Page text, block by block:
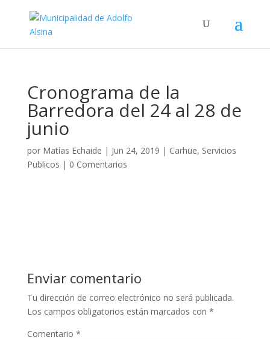
Cronograma de la
Barredora del 24 al 28 de
junio
por Matías Echaide | Jun 24, 2019 | Carhue, Servicios
Publicos | 0 Comentarios
Enviar comentario
Tu dirección de correo electrónico no será publicada.
Los campos obligatorios están marcados con *
Comentario *